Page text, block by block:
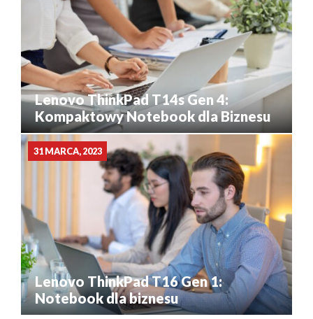
Lenovo ThinkPad T14s Gen 4:
Kompaktowy Notebook dla Biznesu
31 MARCA, 2023
Lenovo ThinkPad T16 Gen 1:
Notebook dla biznesu